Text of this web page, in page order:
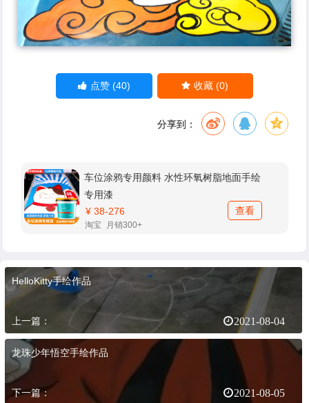
点赞(40) 收藏 (0)
分享到：
车位涂鸦专用颜料 水性环氧树脂地面手绘
专用漆
¥ 38-276
淘宝 月销300+
查看
HelloKitty手绘作品
上一篇： 2021-08-04
龙珠少年悟空手绘作品
下一篇： 2021-08-05